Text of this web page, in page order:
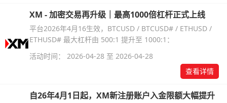
XM - 加密交易再升级｜最高1000倍杠杆正式上线
平台2026年4月16生效，BTCUSD / BTCUSD# / ETHUSD /
ETHUSD# 最大杠杆由 500:1 提升至 1000:1：
活动时间： 2026-04-28 至 2026-04-28
查看详情
自26年4月1日起，XM新注册账户入金限额大幅提升